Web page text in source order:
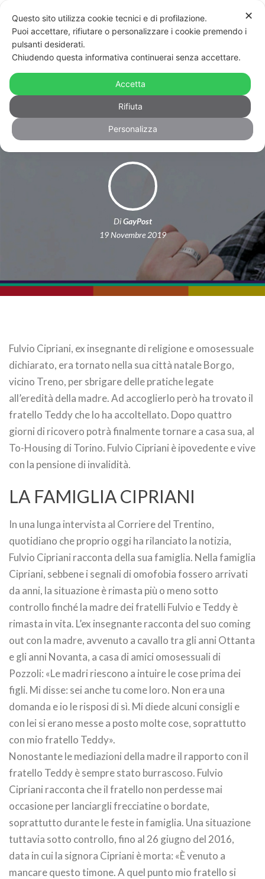
Trento, torna a casa e fratello lo
accoltella: «Omofobia malattia
dell’anima»
DiGayPost
19 Novembre 2019
Fulvio Cipriani, ex insegnante di religione e omosessuale
dichiarato, era tornato nella sua città natale Borgo,
vicino Treno, per sbrigare delle pratiche legate
all’eredità della madre. Ad accoglierlo però ha trovato il
fratello Teddy che lo ha accoltellato. Dopo quattro
giorni di ricovero potrà finalmente tornare a casa sua, al
To-Housing di Torino. Fulvio Cipriani è ipovedente e vive
con la pensione di invalidità.
LA FAMIGLIA CIPRIANI
In una lunga intervista al Corriere del Trentino,
quotidiano che proprio oggi ha rilanciato la notizia,
Fulvio Cipriani racconta della sua famiglia. Nella famiglia
Cipriani, sebbene i segnali di omofobia fossero arrivati
da anni, la situazione è rimasta più o meno sotto
controllo finché la madre dei fratelli Fulvio e Teddy è
rimasta in vita. L’ex insegnante racconta del suo coming
out con la madre, avvenuto a cavallo tra gli anni Ottanta
e gli anni Novanta, a casa di amici omosessuali di
Pozzoli: «Le madri riescono a intuire le cose prima dei
figli. Mi disse: sei anche tu come loro. Non era una
domanda e io le risposi di sì. Mi diede alcuni consigli e
con lei si erano messe a posto molte cose, soprattutto
con mio fratello Teddy».
Nonostante le mediazioni della madre il rapporto con il
fratello Teddy è sempre stato burrascoso. Fulvio
Cipriani racconta che il fratello non perdesse mai
occasione per lanciargli frecciatine o bordate,
soprattutto durante le feste in famiglia. Una situazione
tuttavia sotto controllo, fino al 26 giugno del 2016,
data in cui la signora Cipriani è morta: «È venuto a
mancare questo timone. A quel punto mio fratello si
✕
Questo sito utilizza cookie tecnici e di profilazione.
Puoi accettare, rifiutare o personalizzare i cookie premendo i
pulsanti desiderati.
Chiudendo questa informativa continuerai senza accettare.
Accetta
Rifiuta
Personalizza